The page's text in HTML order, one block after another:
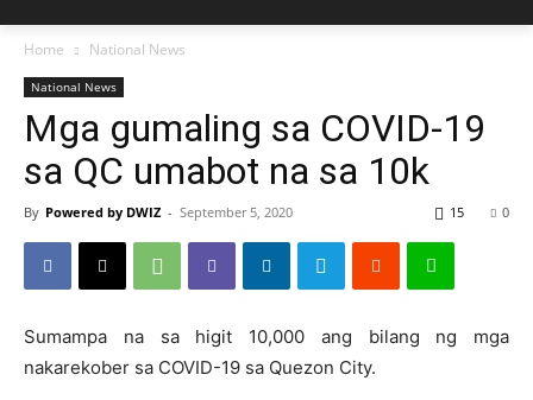
Home National News
National News
Mga gumaling sa COVID-19
sa QC umabot na sa 10k
By Powered by DWIZ - September 5, 2020 0
15
Sumampa na sa higit 10,000 ang bilang ng mga
nakarekober sa COVID-19 sa Quezon City.